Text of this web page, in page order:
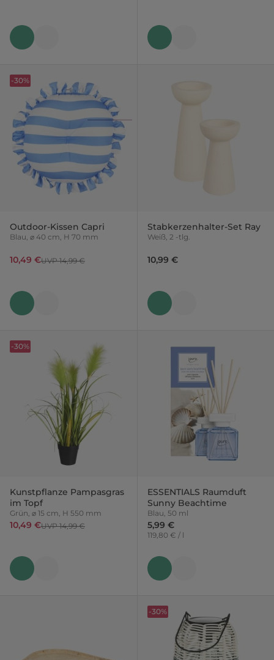
Outdoor-Kissen Capri
Blau, ⌀ 40 cm, H 70 mm
10,49 €UVP 14,99 €
-30%
Stabkerzenhalter-Set Ray
Weiß, 2 -tlg.
10,99 €
Kunstpflanze Pampasgras
im Topf
Grün, ⌀ 15 cm, H 550 mm
10,49 €UVP 14,99 €
-30%
ESSENTIALS Raumduft
Sunny Beachtime
Blau, 50 ml
5,99 €
119,80 € / l
-30%